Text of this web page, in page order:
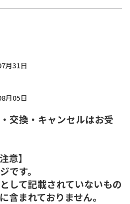
月31日
月05日
交換・キャンセルはお受
意】
です。
して記載されていないもの
含まれておりません。